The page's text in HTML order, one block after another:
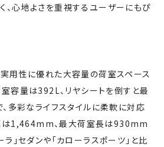
、心地よさを重視するユーザーにもぴ
実用性に優れた大容量の荷室スペース
容量は392L、リヤシートを倒すと最
多彩なライフスタイルに柔軟に対応
は1,464mm、最大荷室長は930mm
ラ」セダンや「カローラスポーツ」と比